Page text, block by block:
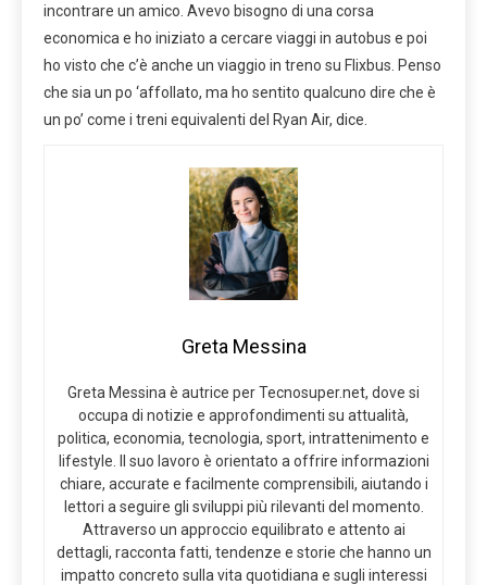
incontrare un amico. Avevo bisogno di una corsa
economica e ho iniziato a cercare viaggi in autobus e poi
ho visto che c’è anche un viaggio in treno su Flixbus. Penso
che sia un po ‘affollato, ma ho sentito qualcuno dire che è
un po’ come i treni equivalenti del Ryan Air, dice.
Greta Messina
Greta Messina è autrice per Tecnosuper.net, dove si
occupa di notizie e approfondimenti su attualità,
politica, economia, tecnologia, sport, intrattenimento e
lifestyle. Il suo lavoro è orientato a offrire informazioni
chiare, accurate e facilmente comprensibili, aiutando i
lettori a seguire gli sviluppi più rilevanti del momento.
Attraverso un approccio equilibrato e attento ai
dettagli, racconta fatti, tendenze e storie che hanno un
impatto concreto sulla vita quotidiana e sugli interessi